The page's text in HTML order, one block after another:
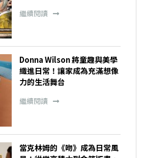
繼續閱讀
Donna Wilson 將童趣與美學
織進日常！讓家成為充滿想像
力的生活舞台
繼續閱讀
當克林姆的《吻》成為日常風